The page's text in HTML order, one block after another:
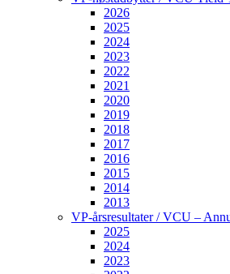
2026
2025
2024
2023
2022
2021
2020
2019
2018
2017
2016
2015
2014
2013
VP-årsresultater / VCU –
2025
2024
2023